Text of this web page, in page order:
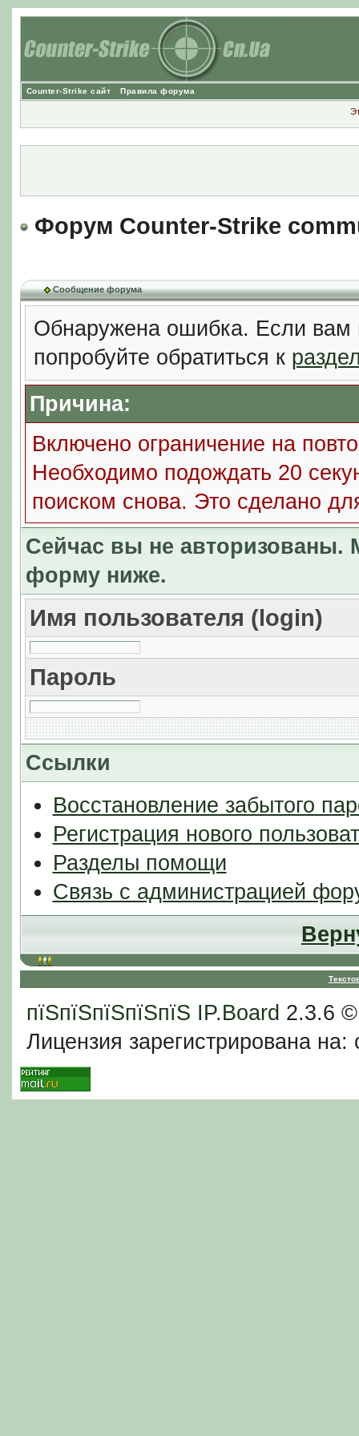
Counter-Strike сайт Правила форума
Форум Counter-Strike
Сообщение форума
Обнаружена ошибка. Если вам
попробуйте обратиться к
Причина:
Включено ограничение на
Необходимо подождать 20
поиском снова. Это сделано
Сейчас вы не авторизованы.
форму ниже.
Имя пользователя (login)
Пароль
Ссылки
Восстановление забытого
Регистрация нового
Разделы помощи
Связь с администрацией
пїЅпїЅпїЅпїЅпїЅ IP.Board 2.3.6
Лицензия зарегистрирована